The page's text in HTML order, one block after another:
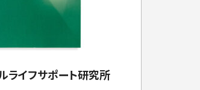
ライフサポート研究所